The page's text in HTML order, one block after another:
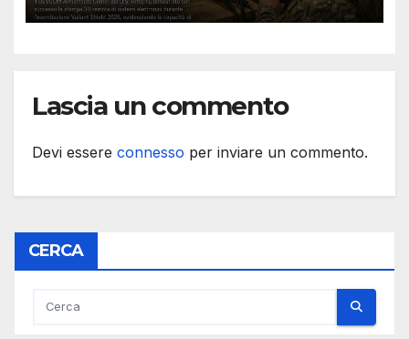
Lascia un commento
Devi essere connesso per inviare un commento.
CERCA